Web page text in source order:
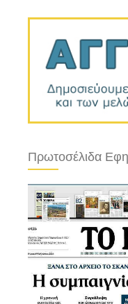
Πρωτοσέλιδα